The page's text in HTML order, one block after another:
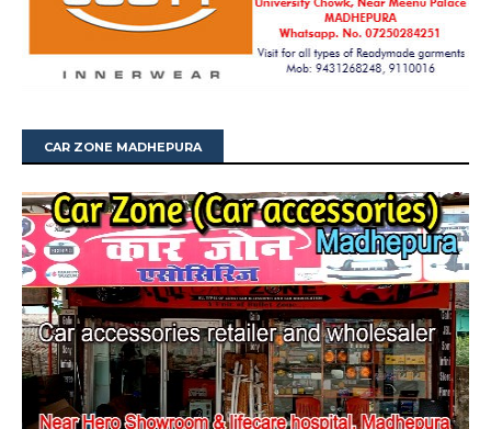
CAR ZONE MADHEPURA